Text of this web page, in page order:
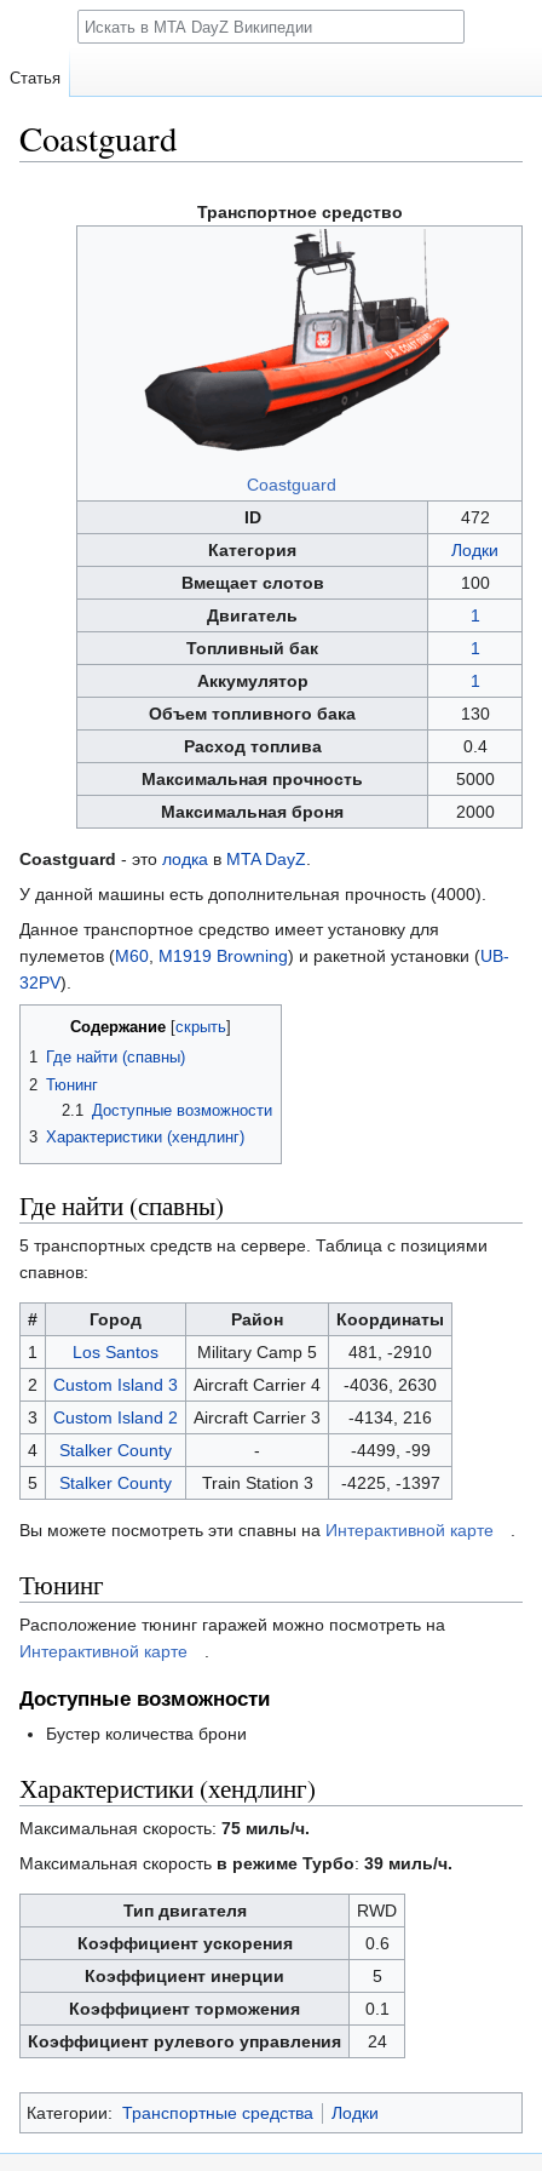
Coastguard
Транспортное средство
Coastguard
ID
472
Категория
Лодки
Вмещает слотов
100
Двигатель
1
Топливный бак
1
Аккумулятор
1
Объем топливного бака
130
Расход топлива
0.4
Максимальная прочность
5000
Максимальная броня
2000
Coastguard - это лодка в MTA DayZ.
У данной машины есть дополнительная прочность (4000).
Данное транспортное средство имеет установку для
пулеметов (M60, M1919 Browning) и ракетной установки (UB-
32PV).
Содержание
1 Где найти (спавны)
2 Тюнинг
2.1
Доступные возможности
3 Характеристики (хендлинг)
Где найти (спавны)
5 транспортных средств на сервере. Таблица с позициями
спавнов:
# Город Район
Координаты
1
Los Santos Military Camp 5
481, -2910
2
Custom Island 3 Aircraft Carrier 4
-4036, 2630
3
Custom Island 2 Aircraft Carrier 3
-4134, 216
4
Stalker County -
-4499, -99
5
Stalker County Train Station 3 -4225, -1397
Вы можете посмотреть эти спавны на Интерактивной карте .
Тюнинг
Расположение тюнинг гаражей можно посмотреть на
Интерактивной карте
.
Доступные возможности
Бустер количества брони
Характеристики (хендлинг)
Максимальная скорость: 75 миль/ч.
Максимальная скорость в режиме Турбо: 39 миль/ч.
Тип двигателя
RWD
Коэффициент ускорения
0.6
Коэффициент инерции
5
Коэффициент торможения
0.1
Коэффициент рулевого управления
24
Категории: Транспортные средства Лодки
Статья